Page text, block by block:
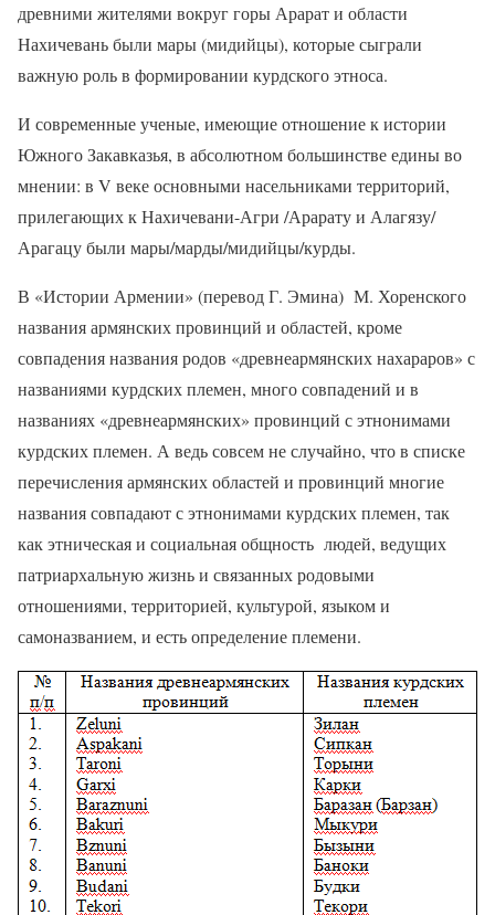
древними жителями вокруг горы Арарат и области
Нахичевань были мары (мидийцы), которые сыграли
важную роль в формировании курдского этноса.
И современные ученые, имеющие отношение к истории
Южного Закавказья, в абсолютном большинстве едины во
мнении: в V веке основными насельниками территорий,
прилегающих к Нахичевани-Агри /Арарату и Алагязу/
Арагацу были мары/марды/мидийцы/курды.
В «Истории Армении» (перевод Г. Эмина) М. Хоренского
названия армянских провинций и областей, кроме
совпадения названия родов «древнеармянских нахараров» с
названиями курдских племен, много совпадений и в
названиях «древнеармянских» провинций с этнонимами
курдских племен. А ведь совсем не случайно, что в списке
перечисления армянских областей и провинций многие
названия совпадают с этнонимами курдских племен, так
как этническая и социальная общность людей, ведущих
патриархальную жизнь и связанных родовыми
отношениями, территорией, культурой, языком и
самоназванием, и есть определение племени.